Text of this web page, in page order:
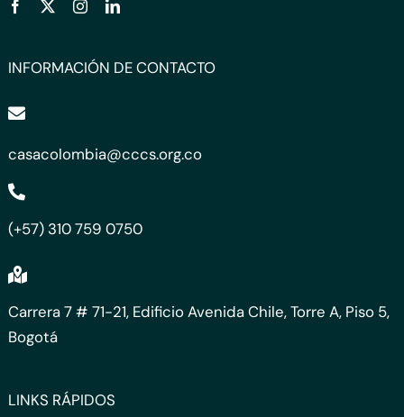
INFORMACIÓN DE CONTACTO
casacolombia@cccs.org.co
(+57) 310 759 0750
Carrera 7 # 71-21, Edificio Avenida Chile, Torre A, Piso 5,
Bogotá
LINKS RÁPIDOS